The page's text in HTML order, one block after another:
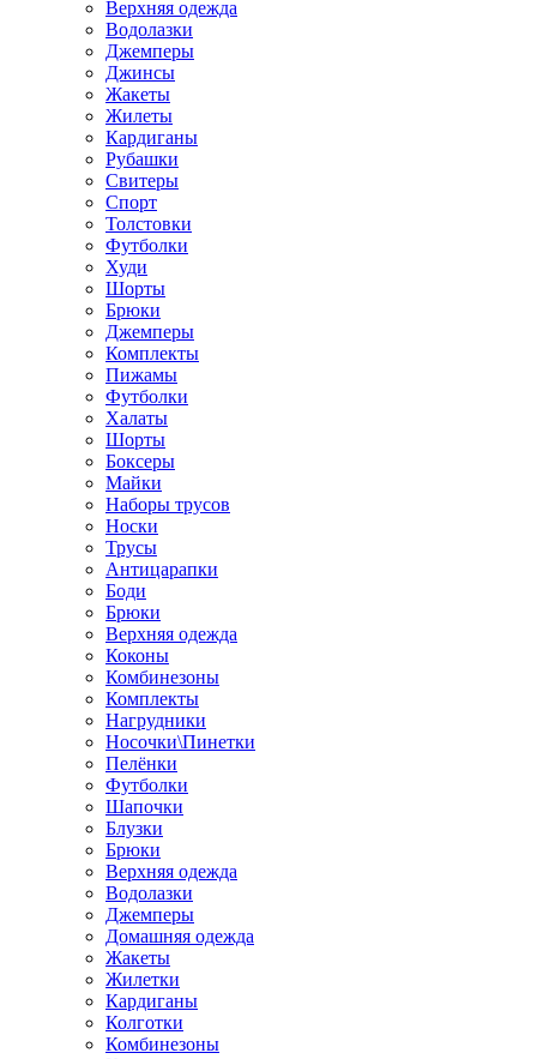
Верхняя одежда
Водолазки
Джемперы
Джинсы
Жакеты
Жилеты
Кардиганы
Рубашки
Свитеры
Спорт
Толстовки
Футболки
Худи
Шорты
Брюки
Джемперы
Комплекты
Пижамы
Футболки
Халаты
Шорты
Боксеры
Майки
Наборы трусов
Носки
Трусы
Антицарапки
Боди
Брюки
Верхняя одежда
Коконы
Комбинезоны
Комплекты
Нагрудники
Носочки\Пинетки
Пелёнки
Футболки
Шапочки
Блузки
Брюки
Верхняя одежда
Водолазки
Джемперы
Домашняя одежда
Жакеты
Жилетки
Кардиганы
Колготки
Комбинезоны